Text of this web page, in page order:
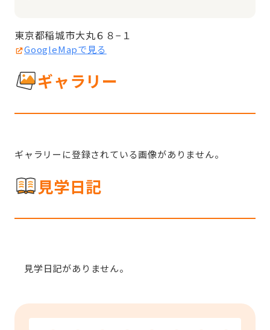
東京都稲城市大丸６８−１
GoogleMapで見る
ギャラリー
ギャラリーに登録されている画像がありません。
見学日記
見学日記がありません。